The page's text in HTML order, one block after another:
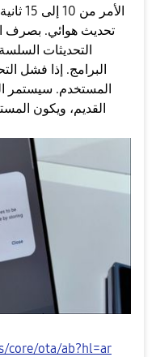
تحديث هوائي. بصرف
التحديثات
البرامج. إذا فشل
المستخدم. سيستمر
القديم، ويكون
core/ota/ab?hl=ar